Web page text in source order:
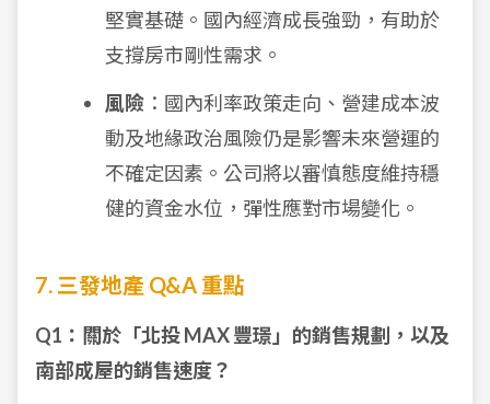
堅實基礎。國內經濟成長強勁，有助於
支撐房市剛性需求。
風險 ：國內利率政策走向、營建成本波
動及地緣政治風險仍是影響未來營運的
不確定因素。公司將以審慎態度維持穩
健的資金水位，彈性應對市場變化。
7. 三發地產 Q&A 重點
Q1：關於「北投 MAX 豐璟」的銷售規劃，以及
南部成屋的銷售速度？